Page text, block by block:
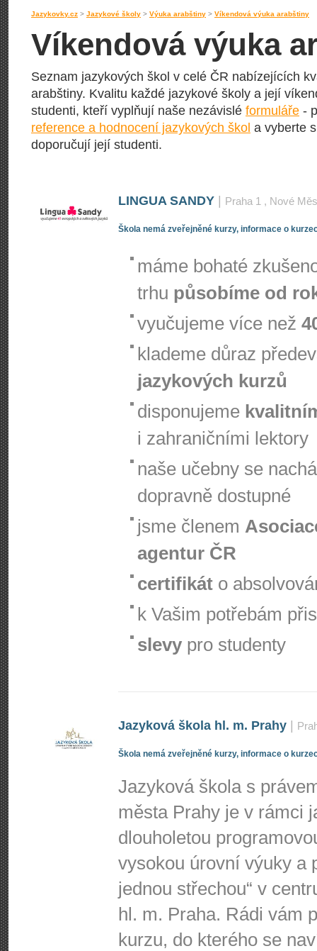
Jazykovky.cz > Jazykové školy > Výuka arabštiny > Víkendová výuka arabštiny
Víkendová výuka
Seznam jazykových škol v celé ČR nabízejících
arabštiny. Kvalitu každé jazykové školy a její
studenti, kteří vyplňují naše nezávislé formuláře -
reference a hodnocení jazykových škol a vyberte
doporučují její studenti.
LINGUA SANDY Praha 1 , Nové
Škola nemá zveřejněné kurzy, informace o
máme bohaté
trhu působíme od
vyučujeme více než
klademe důraz
jazykových kurzů
disponujeme
i zahraničními lektory
naše učebny se
dopravně dostupné
jsme členem
agentur ČR
certifikát o
k Vašim potřebám
slevy pro studenty
Jazyková škola hl. m. Prahy
Škola nemá zveřejněné kurzy, informace o
Jazyková škola s
města Prahy je v rámci
dlouholetou
vysokou úrovní výuky a
jednou střechou“ v
hl. m. Praha. Rádi vám
kurzu, do kterého se